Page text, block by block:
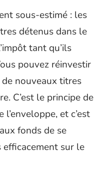
sous-estimé : les
détenus dans le
tant qu’ils
pouvez réinvestir
nouveaux titres
C’est le principe de
et c’est
fonds de se
sur le